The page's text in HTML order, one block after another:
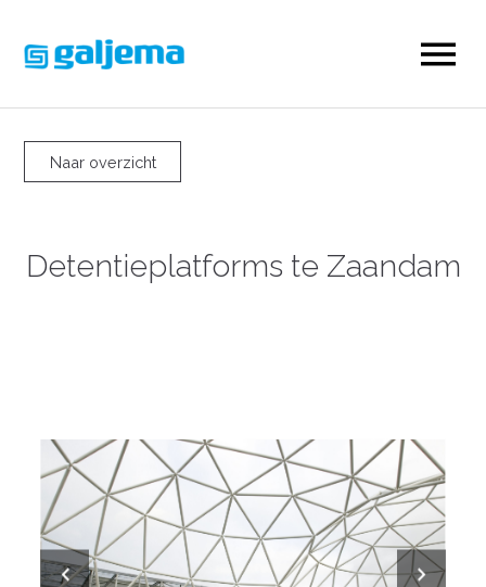
Naar overzicht
Detentieplatforms te Zaandam